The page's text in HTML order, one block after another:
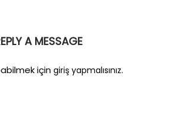
A MESSAGE
içingiriş yapmalısınız.